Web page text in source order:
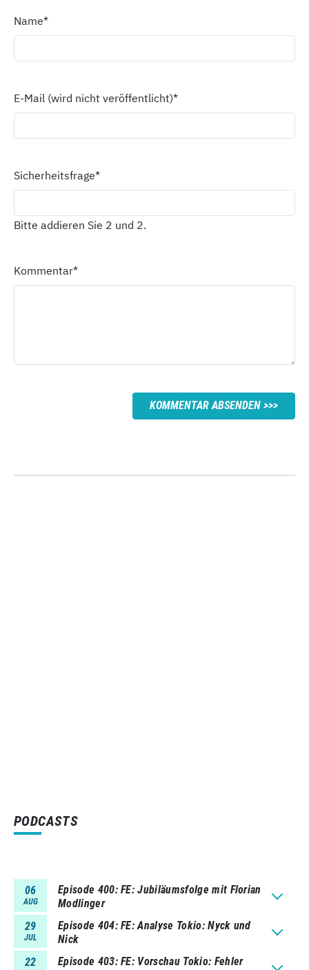
Name*
E-Mail (wird nicht veröffentlicht)*
Sicherheitsfrage*
Bitte addieren Sie 2 und 2.
Kommentar*
KOMMENTAR ABSENDEN
PODCASTS
06
AUG
Episode 400 FE: Jubiläumsfolge mit Florian
Modlinger
29
JUL
Episode 404 FE: Analyse Tokio: Nyck und
Nick
22
Episode 403 FE: Vorschau Tokio: Fehler